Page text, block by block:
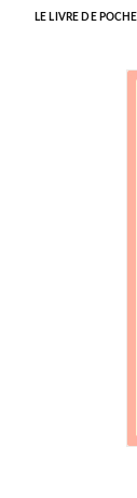
LE LIVRE DE POCHE